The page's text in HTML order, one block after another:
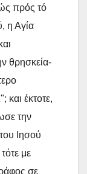
πρός τό
η Αγία
θρησκεία-
έκτοτε,
την
Ιησού
με
σε